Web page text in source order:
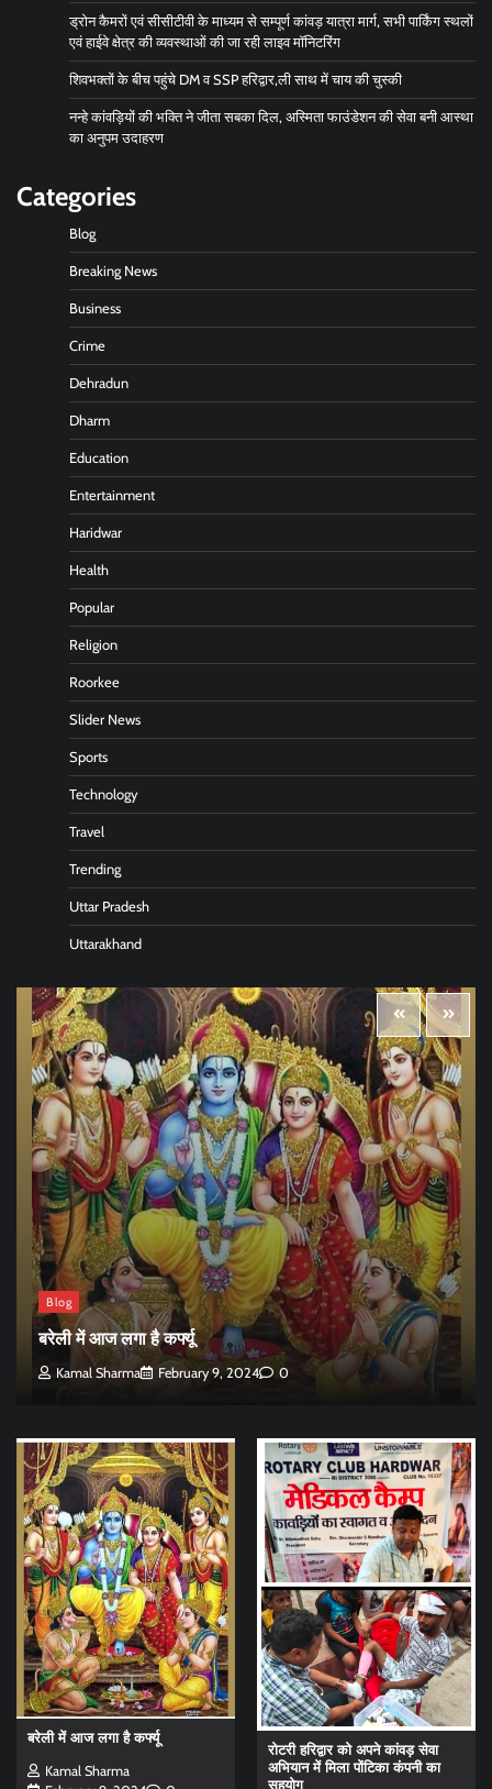
ड्रोन कैमरों एवं सीसीटीवी के माध्यम से सम्पूर्ण कांवड़ यात्रा मार्ग, सभी पार्किंग स्थलों
एवं हाईवे क्षेत्र की व्यवस्थाओं की जा रही लाइव मॉनिटरिंग
शिवभक्तों के बीच पहुंचे DM व SSP हरिद्वार,ली साथ में चाय की चुस्की
नन्हे कांवड़ियों की भक्ति ने जीता सबका दिल, अस्मिता फाउंडेशन की सेवा बनी आस्था
का अनुपम उदाहरण
Categories
Blog
Breaking News
Business
Crime
Dehradun
Dharm
Education
Entertainment
Haridwar
Health
Popular
Religion
Roorkee
Slider News
Sports
Technology
Travel
Trending
Uttar Pradesh
Uttarakhand
Blog
बरेली में आज लगा है कर्फ्यू
Kamal Sharma February 9, 2024 0
बरेली में आज लगा है कर्फ्यू
Kamal Sharma
रोटरी हरिद्वार को अपने कांवड़ सेवा
अभियान में मिला पोंटिका कंपनी का
सहयोग